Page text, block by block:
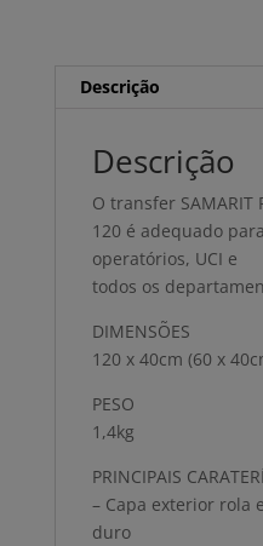
Descrição
Descrição
O transfer SAMARIT
120 é adequado
operatórios, UCI e
todos os
DIMENSÕES
120 x 40cm (60 x
PESO
1,4kg
PRINCIPAIS
– Capa exterior rola
duro